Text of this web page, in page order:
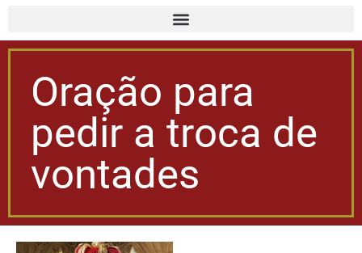
Oração para
pedir a troca de
vontades